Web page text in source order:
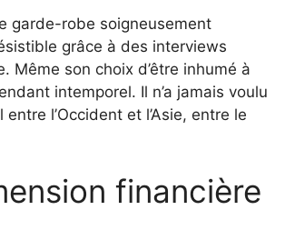
garde-robe soigneusement
grâce à des interviews
Même son choix d’être inhumé à
intemporel. Il n’a jamais voulu
l’Occident et l’Asie, entre le
financière